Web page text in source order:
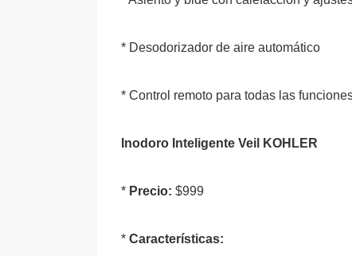
* Desodorizador de aire automático
* Control remoto para todas las
Inodoro Inteligente Veil KOHLER
* Precio: $999
* Características: